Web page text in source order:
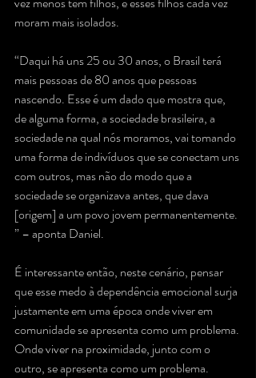
moram mais isolados.
“Daqui há uns 25 ou 30 anos, o Brasil terá
mais pessoas de 80 anos que pessoas
nascendo. Esse é um dado que mostra que,
de alguma forma, a sociedade brasileira, a
sociedade na qual nós moramos, vai tomando
uma forma de indivíduos que se conectam uns
com outros, mas não do modo que a
sociedade se organizava antes, que dava
[origem] a um povo jovem permanentemente.
” – aponta Daniel.
É interessante então, neste cenário, pensar
que esse medo à dependência emocional surja
justamente em uma época onde viver em
comunidade se apresenta como um problema.
Onde viver na proximidade, junto com o
outro, se apresenta como um problema.